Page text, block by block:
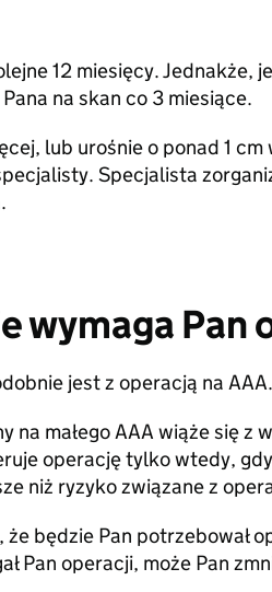
12 miesięcy. Jednakże,
na skan co 3 miesiące.
lub urośnie o ponad 1 cm
Specjalista
wymaga Pan
jest z operacją na AAA.
na małego AAA wiąże się z
operację tylko wtedy,
niż ryzyko związane z
będzie Pan potrzebował
Pan operacji, może Pan